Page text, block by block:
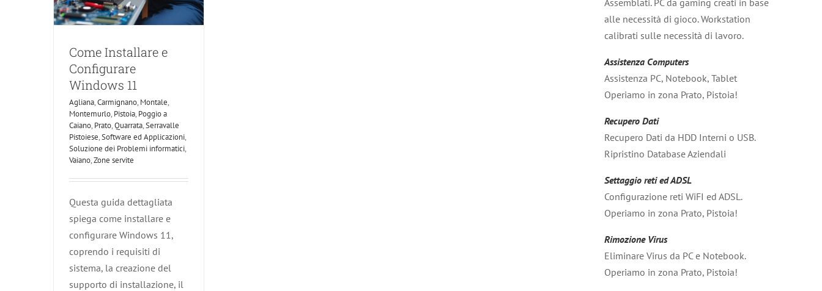
Come Installare e
Configurare
Windows 11
Agliana,Carmignano, Montale,
Montemurlo, Pistoia, Poggio a
Caiano, Prato,Quarrata,Serravalle
Pistoiese,Software ed Applicazioni,
Soluzione dei Problemi informatici,
Vaiano,Zone servite
Questa guida dettagliata
spiega come installare e
configurare Windows 11,
coprendo i requisiti di
sistema, la creazione del
supporto di installazione, il
Assemblati. PC da gaming creati in base
alle necessità di gioco. Workstation
calibrati sulle necessità di lavoro.
Assistenza Computers
Assistenza PC, Notebook, Tablet
Operiamo in zona Prato, Pistoia!
Recupero Dati
Recupero Dati da HDD Interni o USB.
Ripristino Database Aziendali
Settaggio reti ed ADSL
Configurazione reti WiFI ed ADSL.
Operiamo in zona Prato, Pistoia!
Rimozione Virus
Eliminare Virus da PC e Notebook.
Operiamo in zona Prato, Pistoia!